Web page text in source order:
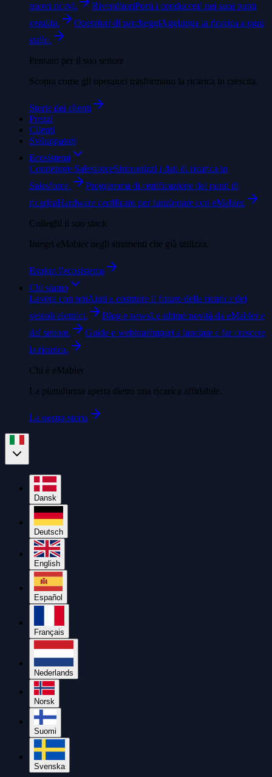
nuovi ricavi.
RivenditoriPorti i conducenti nei suoi punti
vendita.
Operatori di parcheggiAggiunga la ricarica a ogni
stallo.
Pensato per il suo settore
Scopra come gli operatori trasformano la ricarica in crescita.
Storie dei clienti
Prezzi
Clienti
Sviluppatori
Ecosistemi
Connettore SalesforceSincronizzi i dati di ricarica in
Salesforce.
Programma di certificazione dei punti di
ricaricaHardware certificato per funzionare con eMabler.
Colleghi il suo stack
Integri eMabler negli strumenti che già utilizza.
Esplori l'ecosistema
Chi siamo
Lavora con noiAiuti a costruire il futuro della ricarica dei
veicoli elettrici.
Blog e newsLe ultime novità da eMabler e
dal settore.
Guide e webinarImpari a lanciare e far crescere
la ricarica.
Chi è eMabler
La piattaforma aperta dietro una ricarica affidabile.
La nostra storia
Dansk
Deutsch
English
Español
Français
Nederlands
Norsk
Suomi
Svenska